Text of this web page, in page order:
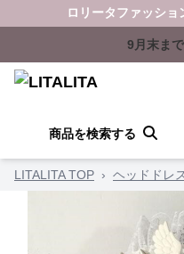
ロリータファッショ
9月末ま
商品を検索する
LITALITA TOP › ヘッドドレ